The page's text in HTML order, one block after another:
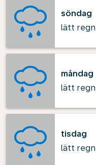
söndag
lätt regn
måndag
lätt regn
tisdag
lätt regn